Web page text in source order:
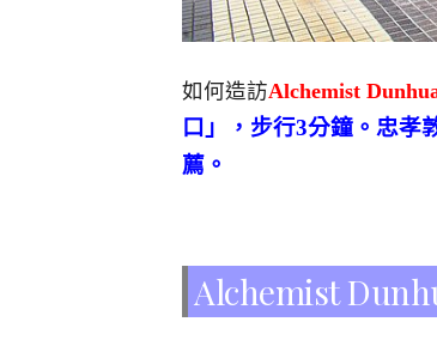
如何造訪Alchemist
口」，步行3分鐘。忠孝
薦。
Alchemist